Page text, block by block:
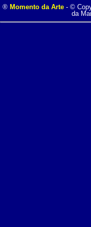
® Momento da Arte- ©
da